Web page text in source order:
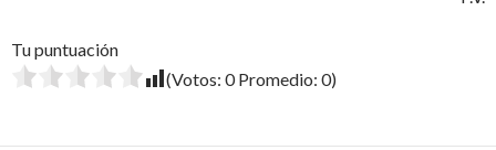
Tu puntuación
(Votos: 0Promedio: 0)